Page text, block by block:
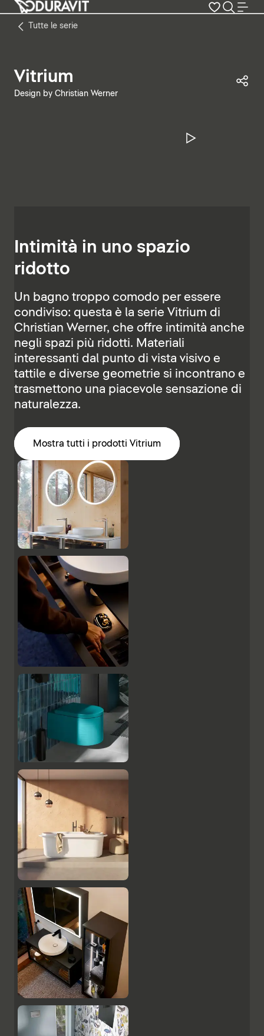
Tutte le serie
Vitrium
Design by Christian Werner
Metti in
Intimità in uno spazio
ridotto
Un bagno troppo comodo per essere
condiviso: questa è la serie Vitrium di
Christian Werner, che offre intimità anche
negli spazi più ridotti. Materiali
interessanti dal punto di vista visivo e
tattile e diverse geometrie si incontrano e
trasmettono una piacevole sensazione di
naturalezza.
Mostra tutti i prodotti Vitrium